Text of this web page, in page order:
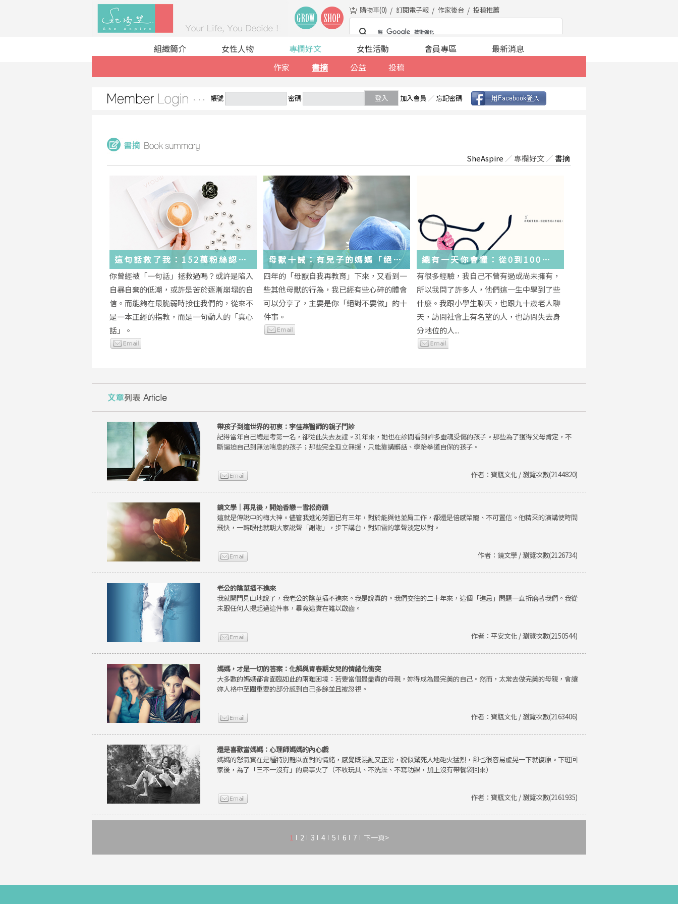
購物車(0) 訂閱電子報 作家後台 投稿推薦
組織簡介 女性人物
專欄好文
作家
書摘 公益 投稿
女性活動 會員專區 最新消息
帳號 密碼 登入 加入會員 ／ 忘記密碼
SheAspire ／專欄好文 ／書摘
這句話救了我：152萬粉絲認
證，韓國最受歡迎的
YouTuber「國民姐姐」金美敬
為跌落情緒深淵的你雪中送炭！
你曾經被「一句話」拯救過嗎？或許是陷入
自暴自棄的低潮，或許是苦於逐漸崩塌的自
信。而能夠在最脆弱時接住我們的，從來不
是一本正經的指教，而是一句動人的「真心
話」。
母獸十誡：有兒子的媽媽「絕對
不要做」的十件事
四年的「母獸自我再教育」下來，又看到一
些其他母獸的行為，我已經有些心碎的體會
可以分享了，主要是你「絕對不要做」的十
件事。
總有一天你會懂：從0到100
歲，該學會的人生大事，都在這
些生活的小事裡了
有很多經驗，我自己不曾有過或尚未擁有，
所以我問了許多人，他們這一生中學到了些
什麼。我跟小學生聊天，也跟九十歲老人聊
天，訪問社會上有名望的人，也訪問失去身
分地位的人...
帶孩子到這世界的初衷：李佳燕醫師的親子門診
記得當年自己總是考第一名，卻從此失去友誼。31年來，她也在診間看到許多靈魂受傷的孩子。那些為了獲得父母肯定，不
斷逼迫自己到無法喘息的孩子；那些完全孤立無援，只能靠講髒話、學跆拳道自保的孩子。
作者：寶瓶文化 / 瀏覽次數(2144820)
鏡文學｜再見後，開始香戀－雪松奇蹟
這就是傳說中的梅大神。儘管我進沁芳園已有三年，對於能與他並肩工作，都還是倍感榮寵、不可置信。他精采的演講使時間
飛快，一轉眼他就朝大家說聲「謝謝」，步下講台，對如雷的掌聲淡定以對。
作者：鏡文學 / 瀏覽次數(2126734)
老公的陰莖插不進來
我就開門見山地說了，我老公的陰莖插不進來。我是說真的。我們交往的二十年來，這個「進忌」問題一直折磨著我們。我從
未跟任何人提起過這件事，畢竟這實在難以啟齒。
作者：平安文化 / 瀏覽次數(2150544)
媽媽，才是一切的答案：化解與青春期女兒的情緒化衝突
大多數的媽媽都會面臨如此的兩難困境：若要當個最盡責的母親，妳得成為最完美的自己。然而，太常去做完美的母親，會讓
妳人格中至關重要的部分感到自己多餘並且被忽視。
作者：寶瓶文化 / 瀏覽次數(2163406)
還是喜歡當媽媽：心理師媽媽的內心戲
媽媽的怒氣實在是種特別難以面對的情緒，感覺既混亂又正常，貌似驚死人地砲火猛烈，卻也很容易虛晃一下就復原。下班回
家後，為了「三不一沒有」的鳥事火了（不收玩具、不洗澡、不寫功課，加上沒有帶餐袋回來）
作者：寶瓶文化 / 瀏覽次數(2161935)
1 2 3 4 5 6 7 下一頁>